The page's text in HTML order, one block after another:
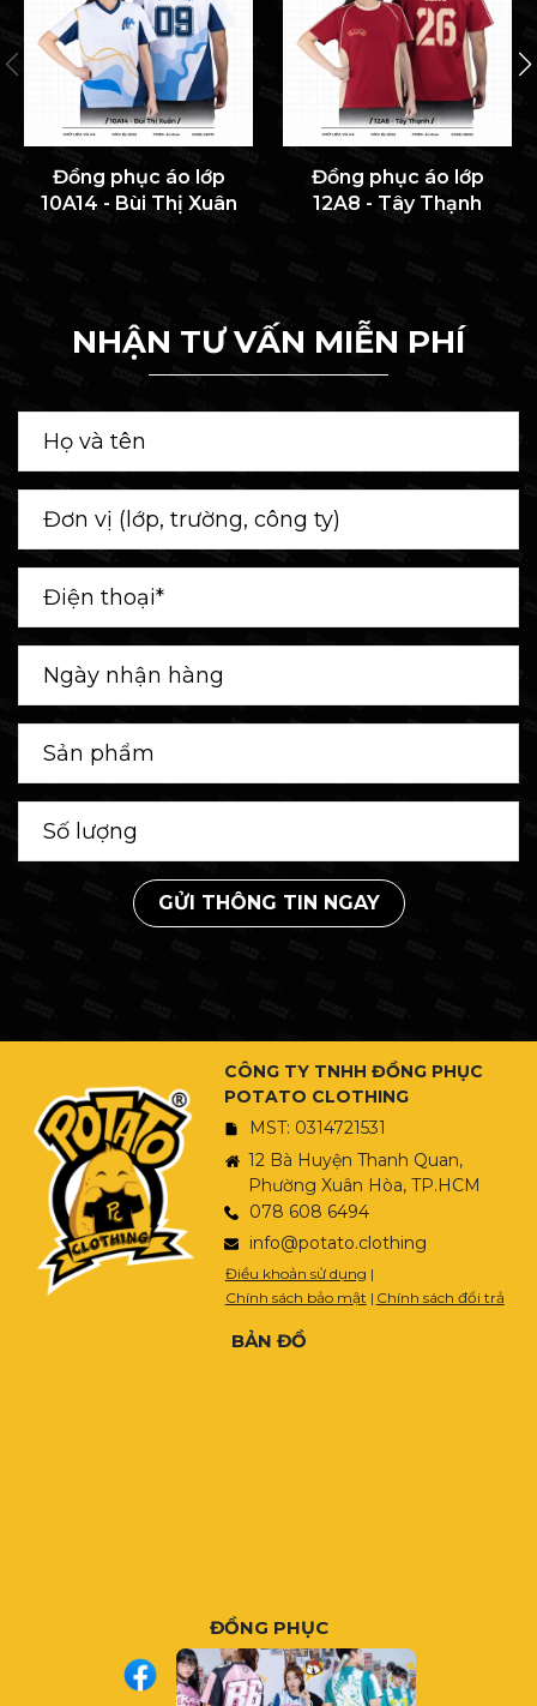
Đồng phục áo lớp
10A14 - Bùi Thị Xuân
Đồng phục áo lớp
12A8 - Tây Thạnh
NHẬN TƯ VẤN MIỄN PHÍ
GỬI THÔNG TIN NGAY
CÔNG TY TNHH ĐỒNG PHỤC
POTATO CLOTHING
MST: 0314721531
12 Bà Huyện Thanh Quan,
Phường Xuân Hòa, TP.HCM
078 608 6494
info@potato.clothing
Điều khoản sử dụng |
Chính sách bảo mật | Chính sách đổi trả
BẢN ĐỒ
ĐỒNG PHỤC